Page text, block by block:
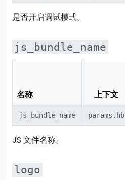
是否开启调试模式。
js_bundle_name
名称 上下文
js_bundle_name params.hb
JS 文件名称。
logo